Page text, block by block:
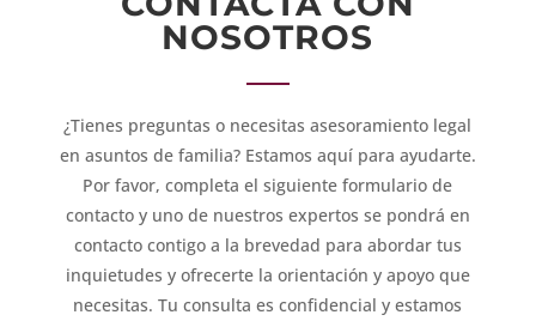
NOSOTROS
¿Tienes preguntas o necesitas asesoramiento legal
en asuntos de familia? Estamos aquí para ayudarte.
Por favor, completa el siguiente formulario de
contacto y uno de nuestros expertos se pondrá en
contacto contigo a la brevedad para abordar tus
inquietudes y ofrecerte la orientación y apoyo que
necesitas. Tu consulta es confidencial y estamos